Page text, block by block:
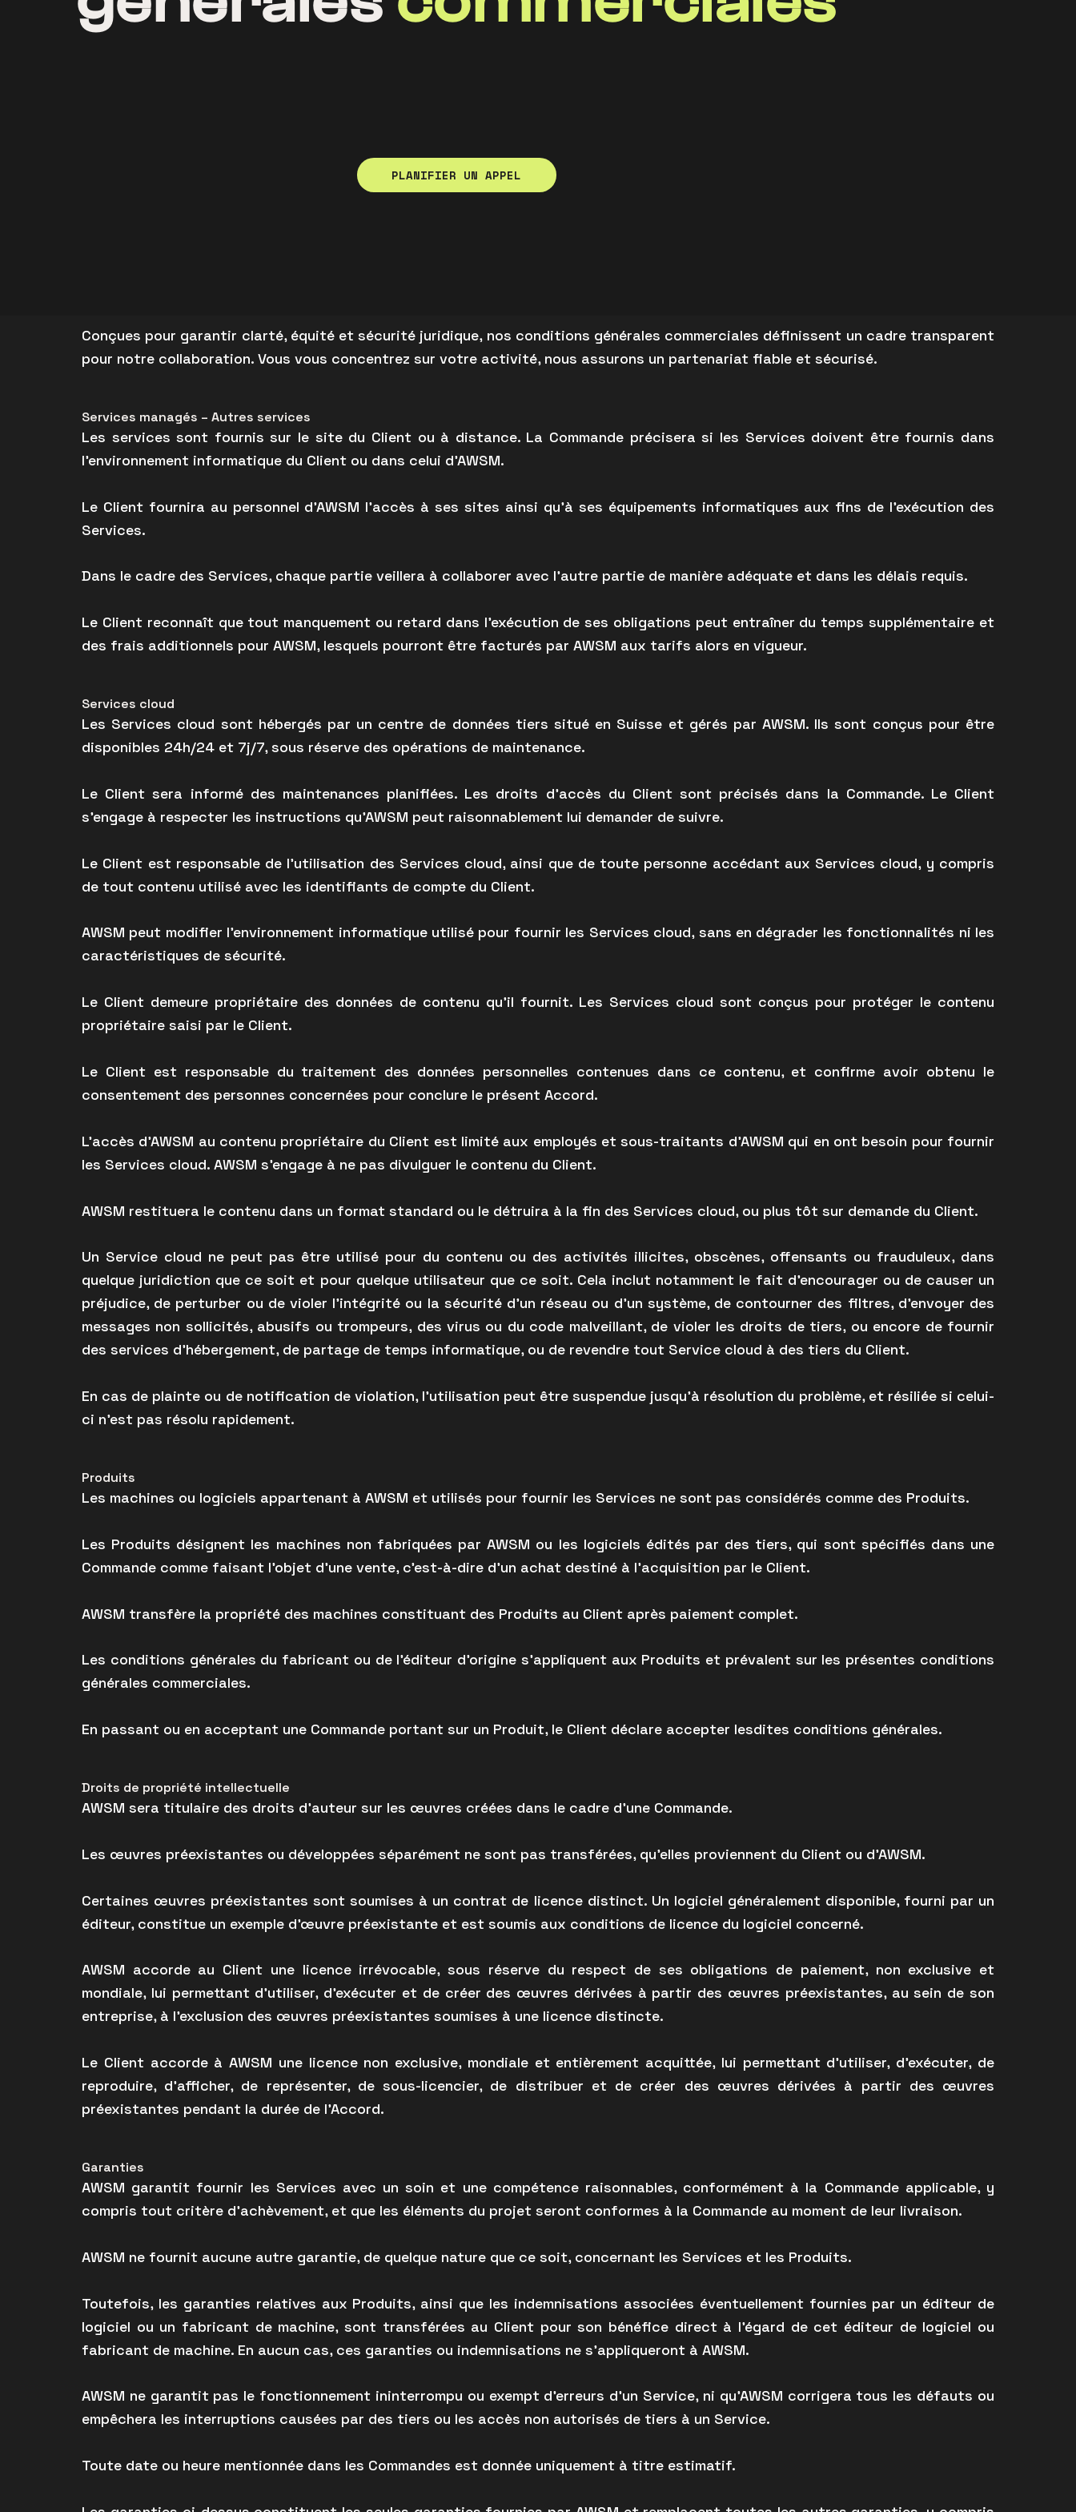
PLANIFIER UN APPEL
Conçues pour garantir clarté, équité et sécurité juridique, nos conditions générales commerciales définissent un cadre transparent
pour notre collaboration. Vous vous concentrez sur votre activité, nous assurons un partenariat fiable et sécurisé.
Services managés – Autres services
Les services sont fournis sur le site du Client ou à distance. La Commande précisera si les Services doivent être fournis dans
l’environnement informatique du Client ou dans celui d’AWSM.
Le Client fournira au personnel d’AWSM l’accès à ses sites ainsi qu’à ses équipements informatiques aux fins de l’exécution des
Services.
Dans le cadre des Services, chaque partie veillera à collaborer avec l’autre partie de manière adéquate et dans les délais requis.
Le Client reconnaît que tout manquement ou retard dans l’exécution de ses obligations peut entraîner du temps supplémentaire et
des frais additionnels pour AWSM, lesquels pourront être facturés par AWSM aux tarifs alors en vigueur.
Services cloud
Les Services cloud sont hébergés par un centre de données tiers situé en Suisse et gérés par AWSM. Ils sont conçus pour être
disponibles 24h/24 et 7j/7, sous réserve des opérations de maintenance.
Le Client sera informé des maintenances planifiées. Les droits d’accès du Client sont précisés dans la Commande. Le Client
s’engage à respecter les instructions qu’AWSM peut raisonnablement lui demander de suivre.
Le Client est responsable de l’utilisation des Services cloud, ainsi que de toute personne accédant aux Services cloud, y compris
de tout contenu utilisé avec les identifiants de compte du Client.
AWSM peut modifier l’environnement informatique utilisé pour fournir les Services cloud, sans en dégrader les fonctionnalités ni les
caractéristiques de sécurité.
Le Client demeure propriétaire des données de contenu qu’il fournit. Les Services cloud sont conçus pour protéger le contenu
propriétaire saisi par le Client.
Le Client est responsable du traitement des données personnelles contenues dans ce contenu, et confirme avoir obtenu le
consentement des personnes concernées pour conclure le présent Accord.
L’accès d’AWSM au contenu propriétaire du Client est limité aux employés et sous-traitants d’AWSM qui en ont besoin pour fournir
les Services cloud. AWSM s’engage à ne pas divulguer le contenu du Client.
AWSM restituera le contenu dans un format standard ou le détruira à la fin des Services cloud, ou plus tôt sur demande du Client.
Un Service cloud ne peut pas être utilisé pour du contenu ou des activités illicites, obscènes, offensants ou frauduleux, dans
quelque juridiction que ce soit et pour quelque utilisateur que ce soit. Cela inclut notamment le fait d’encourager ou de causer un
préjudice, de perturber ou de violer l’intégrité ou la sécurité d’un réseau ou d’un système, de contourner des filtres, d’envoyer des
messages non sollicités, abusifs ou trompeurs, des virus ou du code malveillant, de violer les droits de tiers, ou encore de fournir
des services d’hébergement, de partage de temps informatique, ou de revendre tout Service cloud à des tiers du Client.
En cas de plainte ou de notification de violation, l’utilisation peut être suspendue jusqu’à résolution du problème, et résiliée si celui-
ci n’est pas résolu rapidement.
Produits
Les machines ou logiciels appartenant à AWSM et utilisés pour fournir les Services ne sont pas considérés comme des Produits.
Les Produits désignent les machines non fabriquées par AWSM ou les logiciels édités par des tiers, qui sont spécifiés dans une
Commande comme faisant l’objet d’une vente, c’est-à-dire d’un achat destiné à l’acquisition par le Client.
AWSM transfère la propriété des machines constituant des Produits au Client après paiement complet.
Les conditions générales du fabricant ou de l’éditeur d’origine s’appliquent aux Produits et prévalent sur les présentes conditions
générales commerciales.
En passant ou en acceptant une Commande portant sur un Produit, le Client déclare accepter lesdites conditions générales.
Droits de propriété intellectuelle
AWSM sera titulaire des droits d’auteur sur les œuvres créées dans le cadre d’une Commande.
Les œuvres préexistantes ou développées séparément ne sont pas transférées, qu’elles proviennent du Client ou d’AWSM.
Certaines œuvres préexistantes sont soumises à un contrat de licence distinct. Un logiciel généralement disponible, fourni par un
éditeur, constitue un exemple d’œuvre préexistante et est soumis aux conditions de licence du logiciel concerné.
AWSM accorde au Client une licence irrévocable, sous réserve du respect de ses obligations de paiement, non exclusive et
mondiale, lui permettant d’utiliser, d’exécuter et de créer des œuvres dérivées à partir des œuvres préexistantes, au sein de son
entreprise, à l’exclusion des œuvres préexistantes soumises à une licence distincte.
Le Client accorde à AWSM une licence non exclusive, mondiale et entièrement acquittée, lui permettant d’utiliser, d’exécuter, de
reproduire, d’afficher, de représenter, de sous-licencier, de distribuer et de créer des œuvres dérivées à partir des œuvres
préexistantes pendant la durée de l’Accord.
Garanties
AWSM garantit fournir les Services avec un soin et une compétence raisonnables, conformément à la Commande applicable, y
compris tout critère d’achèvement, et que les éléments du projet seront conformes à la Commande au moment de leur livraison.
AWSM ne fournit aucune autre garantie, de quelque nature que ce soit, concernant les Services et les Produits.
Toutefois, les garanties relatives aux Produits, ainsi que les indemnisations associées éventuellement fournies par un éditeur de
logiciel ou un fabricant de machine, sont transférées au Client pour son bénéfice direct à l’égard de cet éditeur de logiciel ou
fabricant de machine. En aucun cas, ces garanties ou indemnisations ne s’appliqueront à AWSM.
AWSM ne garantit pas le fonctionnement ininterrompu ou exempt d’erreurs d’un Service, ni qu’AWSM corrigera tous les défauts ou
empêchera les interruptions causées par des tiers ou les accès non autorisés de tiers à un Service.
Toute date ou heure mentionnée dans les Commandes est donnée uniquement à titre estimatif.